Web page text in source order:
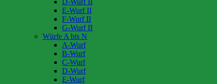
D-Wurf II
E-Wurf II
F-Wurf II
G-Wurf II
Würfe A bis N
A-Wurf
B-Wurf
C-Wurf
D-Wurf
E-Wurf